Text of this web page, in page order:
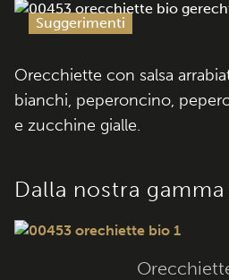
Suggerimenti
Orecchiette con salsa
bianchi, peperoncino,
e zucchine gialle.
Dalla nostra gamma